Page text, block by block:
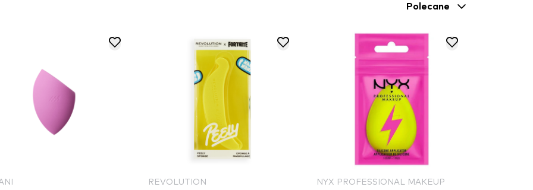
Polecane
REVOLUTION NYX PROFESSIONAL MAKEUP